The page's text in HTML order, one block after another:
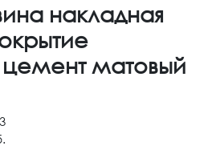
накладная
матовый